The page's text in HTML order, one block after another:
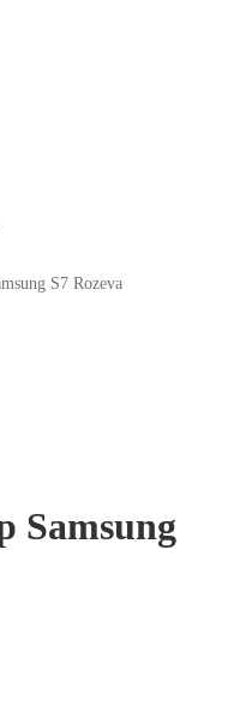
S7 Rozeva
Samsung